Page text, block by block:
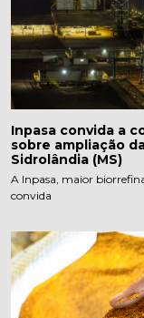
Inpasa convida a
sobre ampliação
Sidrolândia (MS)
A Inpasa, maior
convida